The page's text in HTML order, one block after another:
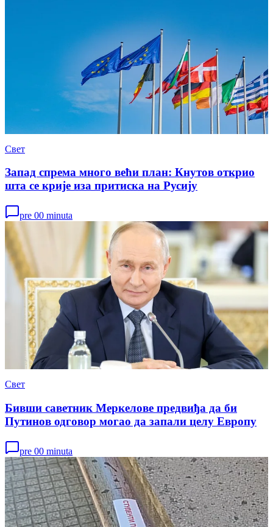
Свет
Запад спрема много већи план: Кнутов открио
шта се крије иза притиска на Русију
pre 00 minuta
Свет
Бивши саветник Меркелове предвиђа да би
Путинов одговор могао да запали целу Европу
pre 00 minuta